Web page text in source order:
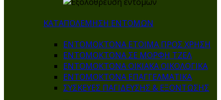
ΚΑΤΑΠΟΛΕΜΗΣΗ ΕΝΤΟΜΩΝ
ΕΝΤΟΜΟΚΤΟΝΑ ΕΤΟΙΜΑ ΠΡΟΣ ΧΡΗΣΗ
ΕΝΤΟΜΟΚΤΟΝΑ ΣΕ ΜΟΡΦΗ ΤΖΕΛ
ΕΝΤΟΜΟΚΤΟΝΑ ΟΙΚΙΑΚΑ ΟΙΚΟΛΟΓΙΚΑ
ΕΝΤΟΜΟΚΤΟΝΑ ΕΠΑΓΓΕΛΜΑΤΙΚΑ
ΣΥΣΚΕΥΕΣ ΠΑΓΙΔΕΥΣΗΣ & ΕΞΟΝΤΩΣΗΣ